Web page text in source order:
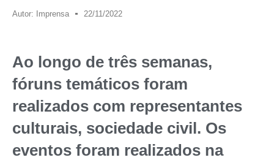
Autor: Imprensa 22/11/2022
Ao longo de três semanas,
fóruns temáticos foram
realizados com representantes
culturais, sociedade civil. Os
eventos foram realizados na